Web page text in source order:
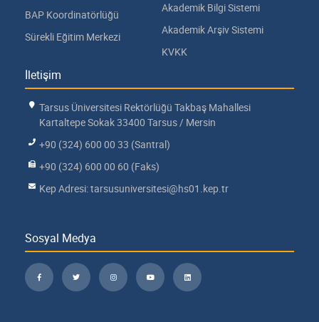
BAP Koordinatörlüğü
Sürekli Eğitim Merkezi
Akademik Bilgi Sistemi
Akademik Arşiv Sistemi
KVKK
İletişim
Tarsus Üniversitesi Rektörlüğü Takbaş Mahallesi
Kartaltepe Sokak 33400 Tarsus / Mersin
+90 (324) 600 00 33 (Santral)
+90 (324) 600 00 60 (Faks)
Kep Adresi: tarsusuniversitesi@hs01.kep.tr
Sosyal Medya